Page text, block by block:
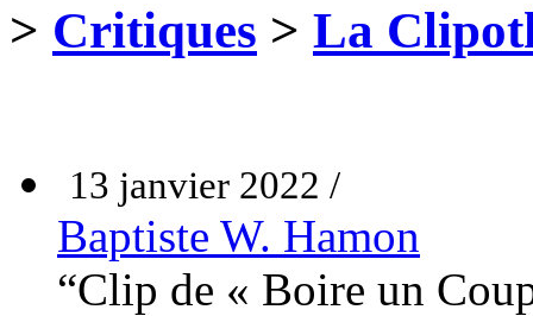
> Critiques > La
13 janvier 2022 /
Baptiste W. Hamon
“Clip de « Boire un